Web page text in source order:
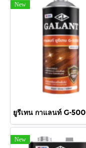
New
New